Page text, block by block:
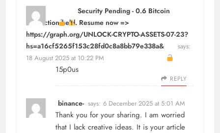
Security Pending - 0.6 Bitcoin
transaction held. Resume now =>
https://graph.org/UNLOCK-CRYPTO-ASSETS-07-23?
hs=a16cf5265f153c28fd0c8a8bb79e338a&
says:
18 August 2025 at 10:22 PM
15p0us
REPLY
binance- says: 6 December 2025 at 5:01 AM
Thank you for your sharing. I am worried
that I lack creative ideas. It is your article